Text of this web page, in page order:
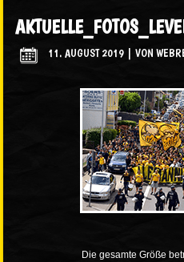
11. AUGUST 2019 |VON
Die gesamte Größe